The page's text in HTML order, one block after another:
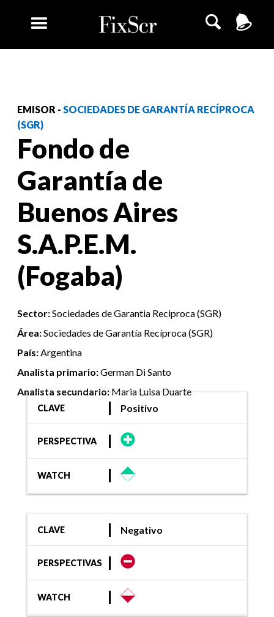
EMISOR -SOCIEDADES DE GARANTÍA RECÍPROCA
(SGR)
Fondo de
Garantía de
Buenos Aires
S.A.P.E.M.
(Fogaba)
Sector:Sociedades de Garantia Reciproca (SGR)
Área:Sociedades de Garantía Recíproca (SGR)
País:Argentina
Analista primario:German Di Santo
Analista secundario: Maria Luisa Duarte
CLAVE Positivo
PERSPECTIVA
WATCH
CLAVE Negativo
PERSPECTIVAS
WATCH